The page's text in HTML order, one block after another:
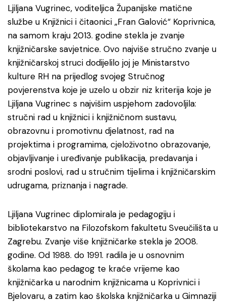
Ljiljana Vugrinec, voditeljica Županijske matične
službe u Knjižnici i čitaonici „Fran Galović“ Koprivnica,
na samom kraju 2013. godine stekla je zvanje
knjižničarske savjetnice. Ovo najviše stručno zvanje u
knjižničarskoj struci dodijelilo joj je Ministarstvo
kulture RH na prijedlog svojeg Stručnog
povjerenstva koje je uzelo u obzir niz kriterija koje je
Ljiljana Vugrinec s najvišim uspjehom zadovoljila:
stručni rad u knjižnici i knjižničnom sustavu,
obrazovnu i promotivnu djelatnost, rad na
projektima i programima, cjeloživotno obrazovanje,
objavljivanje i uređivanje publikacija, predavanja i
srodni poslovi, rad u stručnim tijelima i knjižničarskim
udrugama, priznanja i nagrade.
Ljiljana Vugrinec diplomirala je pedagogiju i
bibliotekarstvo na Filozofskom fakultetu Sveučilišta u
Zagrebu. Zvanje više knjižničarke stekla je 2008.
godine. Od 1988. do 1991. radila je u osnovnim
školama kao pedagog te kraće vrijeme kao
knjižničarka u narodnim knjižnicama u Koprivnici i
Bjelovaru, a zatim kao školska knjižničarka u Gimnaziji